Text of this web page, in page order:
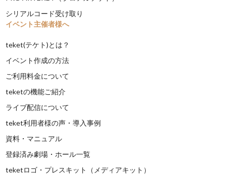
シリアルコード受け取り
イベント主催者様へ
teket(テケト)とは？
イベント作成の方法
ご利用料金について
teketの機能ご紹介
ライブ配信について
teket利用者様の声・導入事例
資料・マニュアル
登録済み劇場・ホール一覧
teketロゴ・プレスキット（メディアキット）